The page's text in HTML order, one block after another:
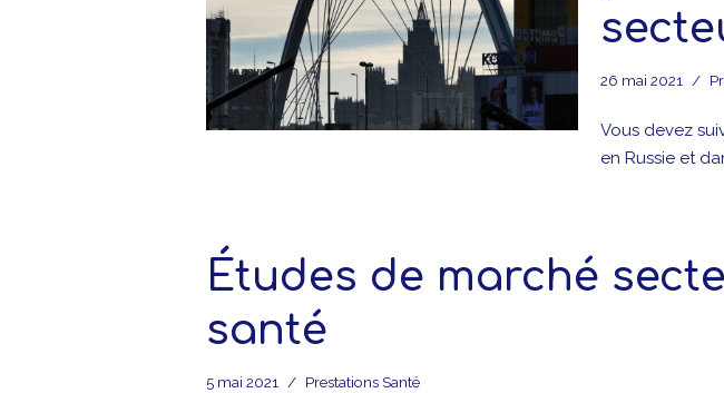
26 mai 2021
Vous devez
en Russie et
Études de marché
santé
5 mai 2021 Prestations Santé